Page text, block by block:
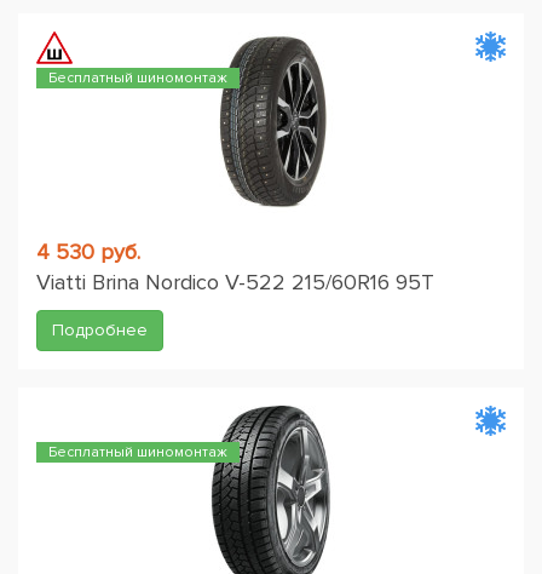
Бесплатный шиномонтаж
4 530 руб.
Viatti Brina Nordico V-522 215/60R16 95T
Подробнее
Бесплатный шиномонтаж